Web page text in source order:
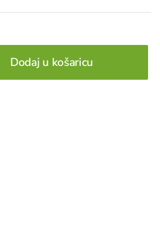
Dodaj u košaricu